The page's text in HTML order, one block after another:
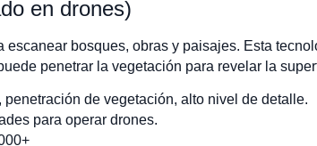
en drones)
bosques, obras y paisajes. Esta
penetrar la vegetación para revelar la
penetración de vegetación, alto nivel de detalle.
para operar drones.